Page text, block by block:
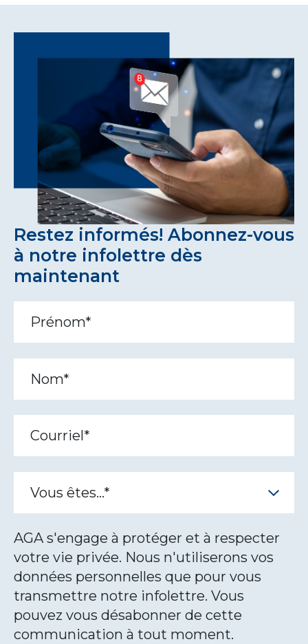
Restez informés! Abonnez-vous
à notre infolettre dès
maintenant
AGA s'engage à protéger et à respecter
votre vie privée. Nous n'utiliserons vos
données personnelles que pour vous
transmettre notre infolettre. Vous
pouvez vous désabonner de cette
communication à tout moment.